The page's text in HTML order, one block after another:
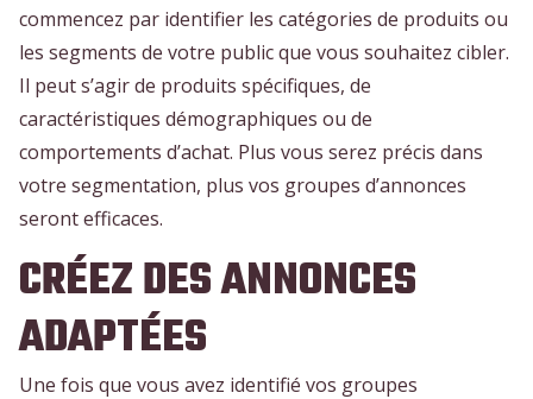
commencez par identifier les catégories de produits ou
les segments de votre public que vous souhaitez cibler.
Il peut s’agir de produits spécifiques, de
caractéristiques démographiques ou de
comportements d’achat. Plus vous serez précis dans
votre segmentation, plus vos groupes d’annonces
seront efficaces.
CRÉEZ DES ANNONCES
ADAPTÉES
Une fois que vous avez identifié vos groupes